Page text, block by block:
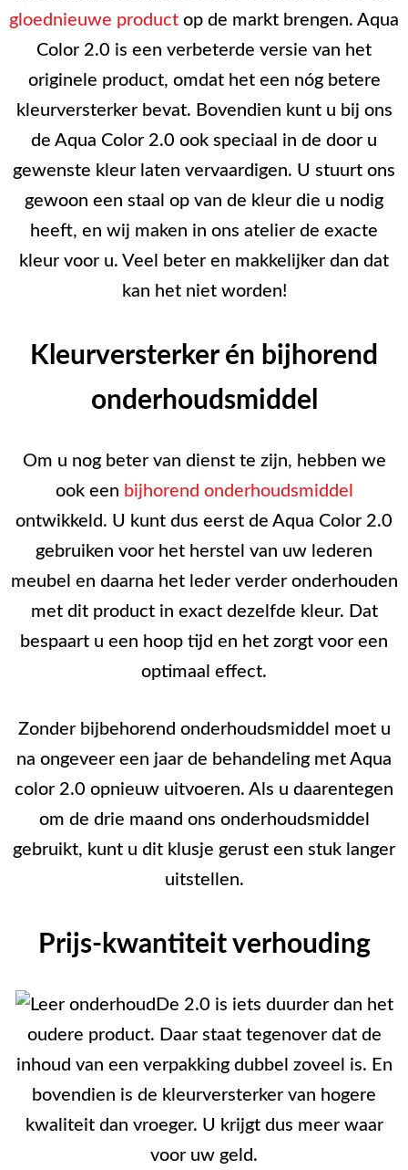
gloednieuwe product op de markt brengen. Aqua
Color 2.0 is een verbeterde versie van het
originele product, omdat het een nóg betere
kleurversterker bevat. Bovendien kunt u bij ons
de Aqua Color 2.0 ook speciaal in de door u
gewenste kleur laten vervaardigen. U stuurt ons
gewoon een staal op van de kleur die u nodig
heeft, en wij maken in ons atelier de exacte
kleur voor u. Veel beter en makkelijker dan dat
kan het niet worden!
Kleurversterker én bijhorend
onderhoudsmiddel
Om u nog beter van dienst te zijn, hebben we
ook een bijhorend onderhoudsmiddel
ontwikkeld. U kunt dus eerst de Aqua Color 2.0
gebruiken voor het herstel van uw lederen
meubel en daarna het leder verder onderhouden
met dit product in exact dezelfde kleur. Dat
bespaart u een hoop tijd en het zorgt voor een
optimaal effect.
Zonder bijbehorend onderhoudsmiddel moet u
na ongeveer een jaar de behandeling met Aqua
color 2.0 opnieuw uitvoeren. Als u daarentegen
om de drie maand ons onderhoudsmiddel
gebruikt, kunt u dit klusje gerust een stuk langer
uitstellen.
Prijs-kwantiteit verhouding
De 2.0 is iets duurder dan het
oudere product. Daar staat tegenover dat de
inhoud van een verpakking dubbel zoveel is. En
bovendien is de kleurversterker van hogere
kwaliteit dan vroeger. U krijgt dus meer waar
voor uw geld.